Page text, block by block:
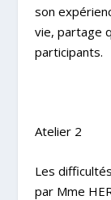
son
vie, partage
participants.
Atelier 2
Les
par Mme